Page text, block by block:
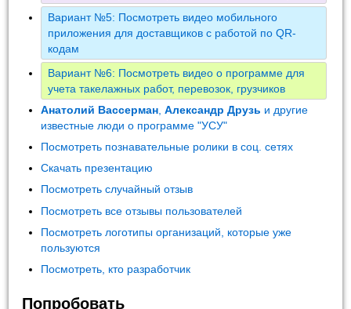
Вариант №5: Посмотреть видео мобильного
приложения для доставщиков с работой по QR-
кодам
Вариант №6: Посмотреть видео о программе для
учета такелажных работ, перевозок, грузчиков
Анатолий Вассерман ,Александр Друзь и другие
известные люди о программе "УСУ"
Посмотреть познавательные ролики в соц. сетях
Скачать презентацию
Посмотреть случайный отзыв
Посмотреть все отзывы пользователей
Посмотреть логотипы организаций, которые уже
пользуются
Посмотреть, кто разработчик
Попробовать